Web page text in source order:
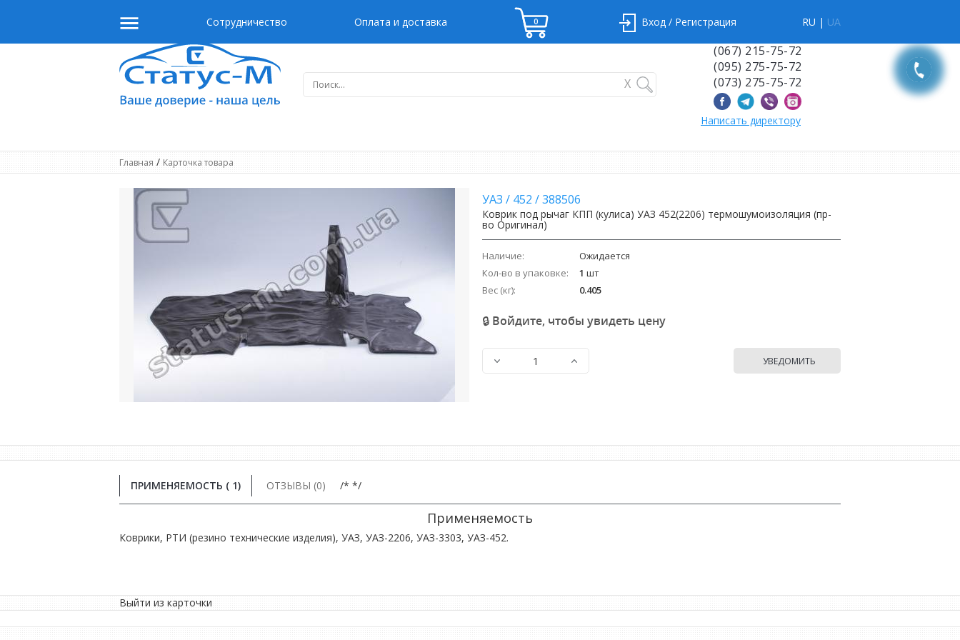
Сотрудничество Оплата и доставка Вход / Регистрация RU | UA
X
(067) 215-75-72
(095) 275-75-72
(073) 275-75-72
Написать директору
Главная / Карточка товара
УАЗ / 452 /388506
Коврик под рычаг КПП (кулиса) УАЗ 452(2206) термошумоизоляция (пр-
во Оригинал)
Наличие:
Ожидается
Кол-во в упаковке:
1 шт
Вес (кг):
0.405
🔒 Войдите, чтобы увидеть цену
УВЕДОМИТЬ
ПРИМЕНЯЕМОСТЬ ( 1) ОТЗЫВЫ (0) /* */
Применяемость
Коврики, РТИ (резино технические изделия), УАЗ, УАЗ-2206, УАЗ-3303, УАЗ-452.
Выйти из карточки